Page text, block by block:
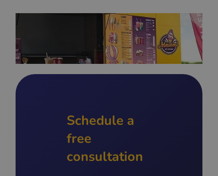
Schedule a
free
consultation